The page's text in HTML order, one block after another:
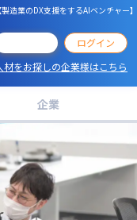
造業のDX支援をするAIベンチャ
ログイン
材をお探しの企業様はこちら
企業